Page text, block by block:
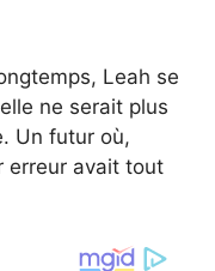
Leah se
ne serait plus
Un futur où,
erreur avait tout